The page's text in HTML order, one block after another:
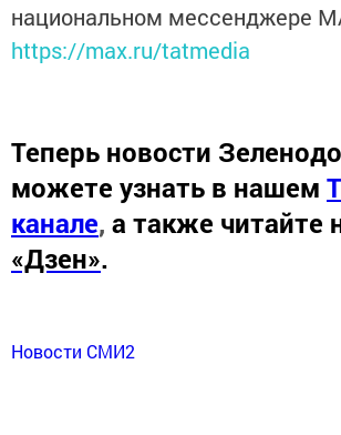
национальном мессенджере
https://max.ru/tatmedia
Теперь новости
можете узнать в нашем
канале, а также читайте
«Дзен».
Новости СМИ2